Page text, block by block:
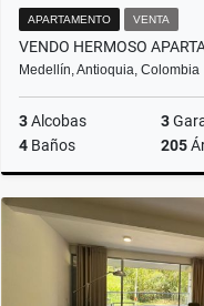
APARTAMENTO VENTA
Medellín, Antioquia, Colombia
3Alcobas 3
4 Baños 205